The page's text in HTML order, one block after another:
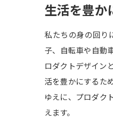
生活を豊か
私たちの身の回り
子、自転車や自動
ロダクトデザイン
活を豊かにするた
ゆえに、プロダク
えます。